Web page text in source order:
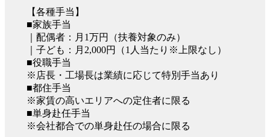
【各種手当】
■家族手当
｜配偶者：月1万円（扶養対象のみ）
｜子ども：月2,000円（1人当たり※上限なし）
■役職手当
※店長・工場長は業績に応じて特別手当あり
■都住手当
※家賃の高いエリアへの定住者に限る
■単身赴任手当
※会社都合での単身赴任の場合に限る